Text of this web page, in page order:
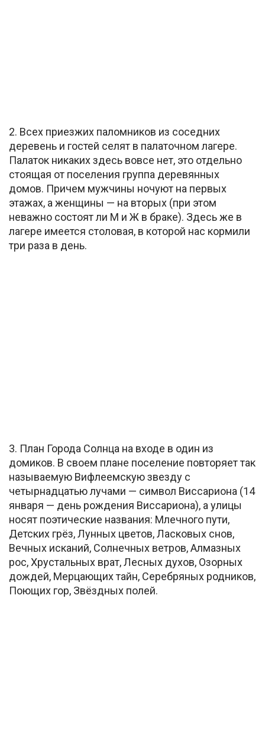
2. Всех приезжих паломников из соседних
деревень и гостей селят в палаточном лагере.
Палаток никаких здесь вовсе нет, это отдельно
стоящая от поселения группа деревянных
домов. Причем мужчины ночуют на первых
этажах, а женщины — на вторых (при этом
неважно состоят ли М и Ж в браке). Здесь же в
лагере имеется столовая, в которой нас кормили
три раза в день.
3. План Города Солнца на входе в один из
домиков. В своем плане поселение повторяет так
называемую Вифлеемскую звезду с
четырнадцатью лучами — символ Виссариона (14
января — день рождения Виссариона), а улицы
носят поэтические названия: Млечного пути,
Детских грёз, Лунных цветов, Ласковых снов,
Вечных исканий, Солнечных ветров, Алмазных
рос, Хрустальных врат, Лесных духов, Озорных
дождей, Мерцающих тайн, Серебряных родников,
Поющих гор, Звёздных полей.